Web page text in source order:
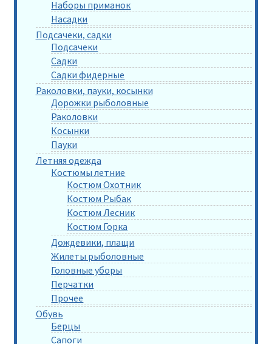
Наборы приманок
Насадки
Подсачеки, садки
Подсачеки
Садки
Садки фидерные
Раколовки, пауки, косынки
Дорожки рыболовные
Раколовки
Косынки
Пауки
Летняя одежда
Костюмы летние
Костюм Охотник
Костюм Рыбак
Костюм Лесник
Костюм Горка
Дождевики, плащи
Жилеты рыболовные
Головные уборы
Перчатки
Прочее
Обувь
Берцы
Сапоги